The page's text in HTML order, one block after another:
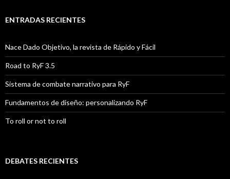
ENTRADAS RECIENTES
Nace Dado Objetivo, la revista de Rápido y Fácil
Road to RyF 3.5
Sistema de combate narrativo para RyF
Fundamentos de diseño: personalizando RyF
To roll or not to roll
DEBATES RECIENTES